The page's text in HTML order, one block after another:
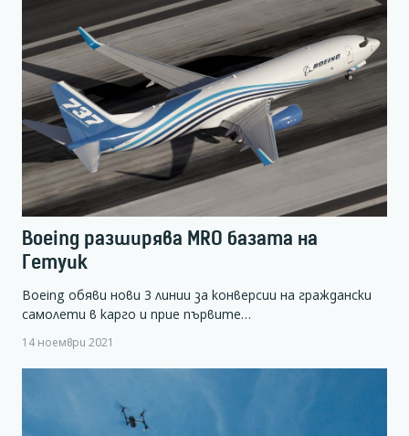
Boeing разширява MRO базата на
Гетуик
Boeing обяви нови 3 линии за конверсии на граждански
самолети в карго и прие първите…
14 ноември 2021